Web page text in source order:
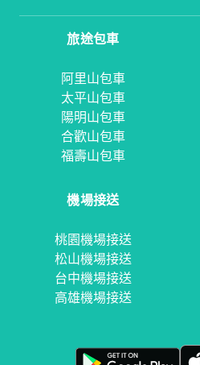
旅途包車
阿里山包車
太平山包車
陽明山包車
合歡山包車
福壽山包車
機場接送
桃園機場接送
松山機場接送
台中機場接送
高雄機場接送